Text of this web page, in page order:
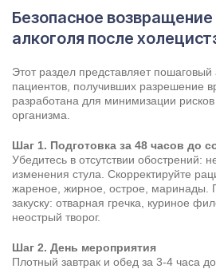
Безопасное
алкоголя после
Этот раздел представляет пошаговый
пациентов, получивших разрешение
разработана для минимизации
организма.
Шаг 1. Подготовка за 48 часов до
Убедитесь в отсутствии обострений:
изменения стула. Скорректируйте
жареное, жирное, острое, маринады.
закуску: отварная гречка, куриное
неострый творог.
Шаг 2. День мероприятия
Плотный завтрак и обед за 3-4 часа